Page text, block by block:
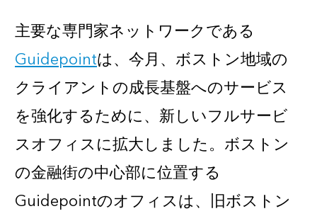
主要な専門家ネットワークである
Guidepointは、今月、 ボストン地域の
クライアントの成長基盤へのサービス
を強化するために、新しいフルサービ
スオフィスに拡大しました。ボストン
の金融街の中心部に位置する
Guidepointのオフィスは、旧ボストン